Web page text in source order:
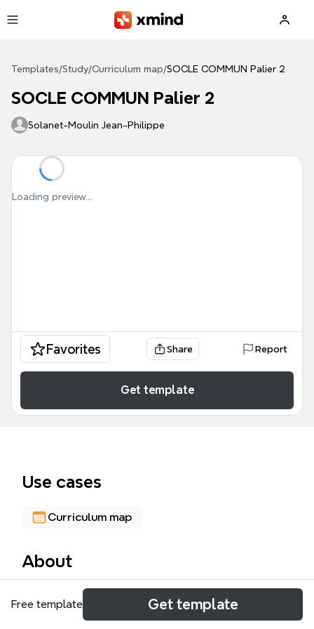
Templates/Study/Curriculum map/SOCLE COMMUN Palier 2
SOCLE COMMUN Palier 2
Solanet-Moulin Jean-Philippe
Loading preview...
Favorites Share Report
Get template
Use cases
Curriculum map
About
Le mind map SOCLE COMMUN Palier 2, conçu pour
les enseignants et les élèves du cycle 3, couvre
Free template Get template